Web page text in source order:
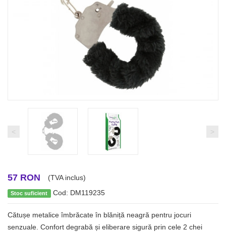
< >
57 RON (TVA inclus)
Stoc suficient Cod: DM119235
Cătușe metalice îmbrăcate în blăniță neagră pentru jocuri
senzuale. Confort degrabă și eliberare sigură prin cele 2 chei